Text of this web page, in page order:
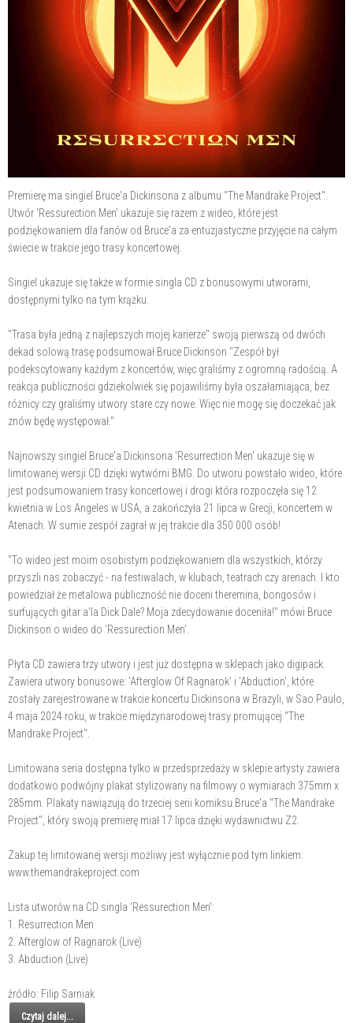
Premierę ma singiel Bruce'a Dickinsona z albumu "The Mandrake Project".
Utwór 'Ressurection Men' ukazuje się razem z wideo, które jest
podziękowaniem dla fanów od Bruce'a za entuzjastyczne przyjęcie na całym
świecie w trakcie jego trasy koncertowej.
Singiel ukazuje się także w formie singla CD z bonusowymi utworami,
dostępnymi tylko na tym krążku.
"Trasa była jedną z najlepszych mojej karierze" swoją pierwszą od dwóch
dekad solową trasę podsumował Bruce Dickinson "Zespół był
podekscytowany każdym z koncertów, więc graliśmy z ogromną radością. A
reakcja publiczności gdziekolwiek się pojawiliśmy była oszałamiająca, bez
różnicy czy graliśmy utwory stare czy nowe. Więc nie mogę się doczekać jak
znów będę występował."
Najnowszy singiel Bruce'a Dickinsona 'Resurrection Men' ukazuje się w
limitowanej wersji CD dzięki wytwórni BMG. Do utworu powstało wideo, które
jest podsumowaniem trasy koncertowej i drogi która rozpoczęła się 12
kwietnia w Los Angeles w USA, a zakończyła 21 lipca w Grecji, koncertem w
Atenach. W sumie zespół zagrał w jej trakcie dla 350 000 osób!
"To wideo jest moim osobistym podziękowaniem dla wszystkich, którzy
przyszli nas zobaczyć - na festiwalach, w klubach, teatrach czy arenach. I kto
powiedział że metalowa publiczność nie doceni theremina, bongosów i
surfujących gitar a'la Dick Dale? Moja zdecydowanie doceniła!" mówi Bruce
Dickinson o wideo do 'Ressurection Men'.
Płyta CD zawiera trzy utwory i jest już dostępna w sklepach jako digipack.
Zawiera utwory bonusowe: 'Afterglow Of Ragnarok' i 'Abduction', które
zostały zarejestrowane w trakcie koncertu Dickinsona w Brazyli, w Sao Paulo,
4 maja 2024 roku, w trakcie międzynarodowej trasy promującej "The
Mandrake Project".
Limitowana seria dostępna tylko w przedsprzedaży w sklepie artysty zawiera
dodatkowo podwójny plakat stylizowany na filmowy o wymiarach 375mm x
285mm. Plakaty nawiązują do trzeciej serii komiksu Bruce'a "The Mandrake
Project", który swoją premierę miał 17 lipca dzięki wydawnictwu Z2.
Zakup tej limitowanej wersji możliwy jest wyłącznie pod tym linkiem:
www.themandrakeproject.com
Lista utworów na CD singla 'Ressurection Men':
1. Resurrection Men
2. Afterglow of Ragnarok (Live)
3. Abduction (Live)
źródło: Filip Sarniak
Czytaj dalej...